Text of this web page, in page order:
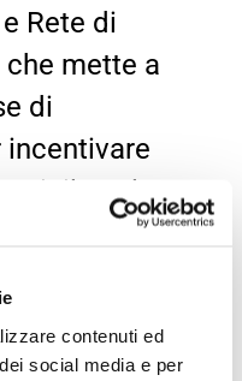
contenuti ed
social media e per
Rete di
che mette a
di
nel
finalità è